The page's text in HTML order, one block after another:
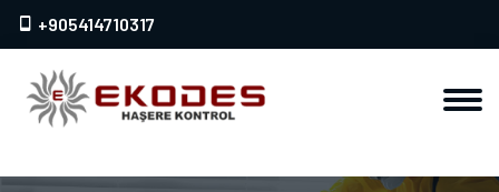
+905414710317